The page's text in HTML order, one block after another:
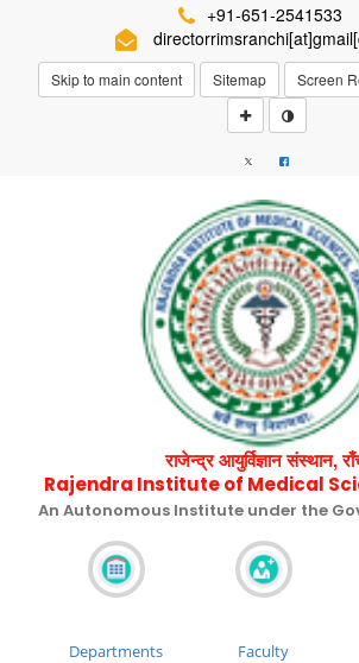
+91-651-2541533
Skip to main content Sitemap Screen
राजेन्द्र आयुर्विज्ञान संस्थान,
Rajendra Institute of Medical
An Autonomous Institute under the
Departments Faculty